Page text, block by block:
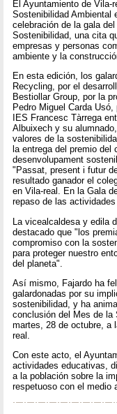
El Ayuntamiento de Vila-
Sostenibilidad Ambiental
celebración de la gala
Sostenibilidad, una cita
empresas y personas
ambiente y la
En esta edición, los
Recycling, por el
Bestiollar Group, por la
Pedro Miguel Carda
IES Francesc Tàrrega
Albuixech y su
valores de la
la entrega del premio del
desenvolupament
"Passat, present i futur
resultado ganador el
en Vila-real. En la Gala
repaso de las
La vicealcaldesa y edila
destacado que "los
compromiso con la
para proteger nuestro
del planeta".
Así mismo, Fajardo ha
galardonadas por su
sostenibilidad, y ha
conclusión del Mes de la
martes, 28 de octubre, a
real.
Con este acto, el
actividades educativas,
a la población sobre la
respetuoso con el medio